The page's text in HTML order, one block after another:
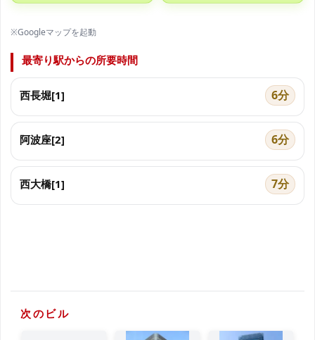
※Googleマップを起動
最寄り駅からの所要時間
西長堀[1] 6分
阿波座[2] 6分
西大橋[1] 7分
次のビル